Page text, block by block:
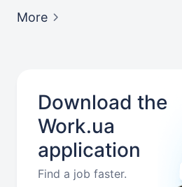
More
Download the
Work.ua
application
Find a job faster.